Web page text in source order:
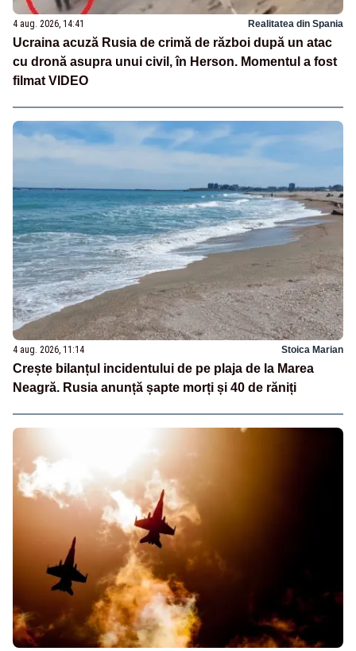
4 aug. 2026, 14:41 Realitatea din Spania
Ucraina acuză Rusia de crimă de război după un atac
cu dronă asupra unui civil, în Herson. Momentul a fost
filmat VIDEO
4 aug. 2026, 11:14 Stoica Marian
Crește bilanțul incidentului de pe plaja de la Marea
Neagră. Rusia anunță șapte morți și 40 de răniți